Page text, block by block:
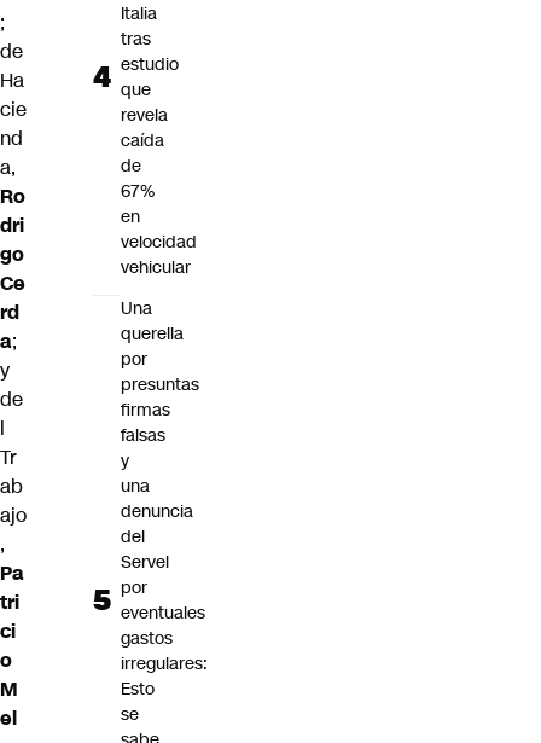
;
de
Ha
cie
nd
a,
Ro
dri
go
Ce
rd
a;
y
de
l
Tr
ab
ajo
,
Pa
tri
ci
o
M
el
Italia
tras
estudio
que
revela
caída
de
67%
en
velocidad
vehicular
Una
querella
por
presuntas
firmas
falsas
y
una
denuncia
del
Servel
por
eventuales
gastos
irregulares:
Esto
se